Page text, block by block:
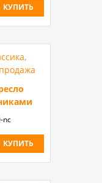
КУПИТЬ
nc
КУПИТЬ